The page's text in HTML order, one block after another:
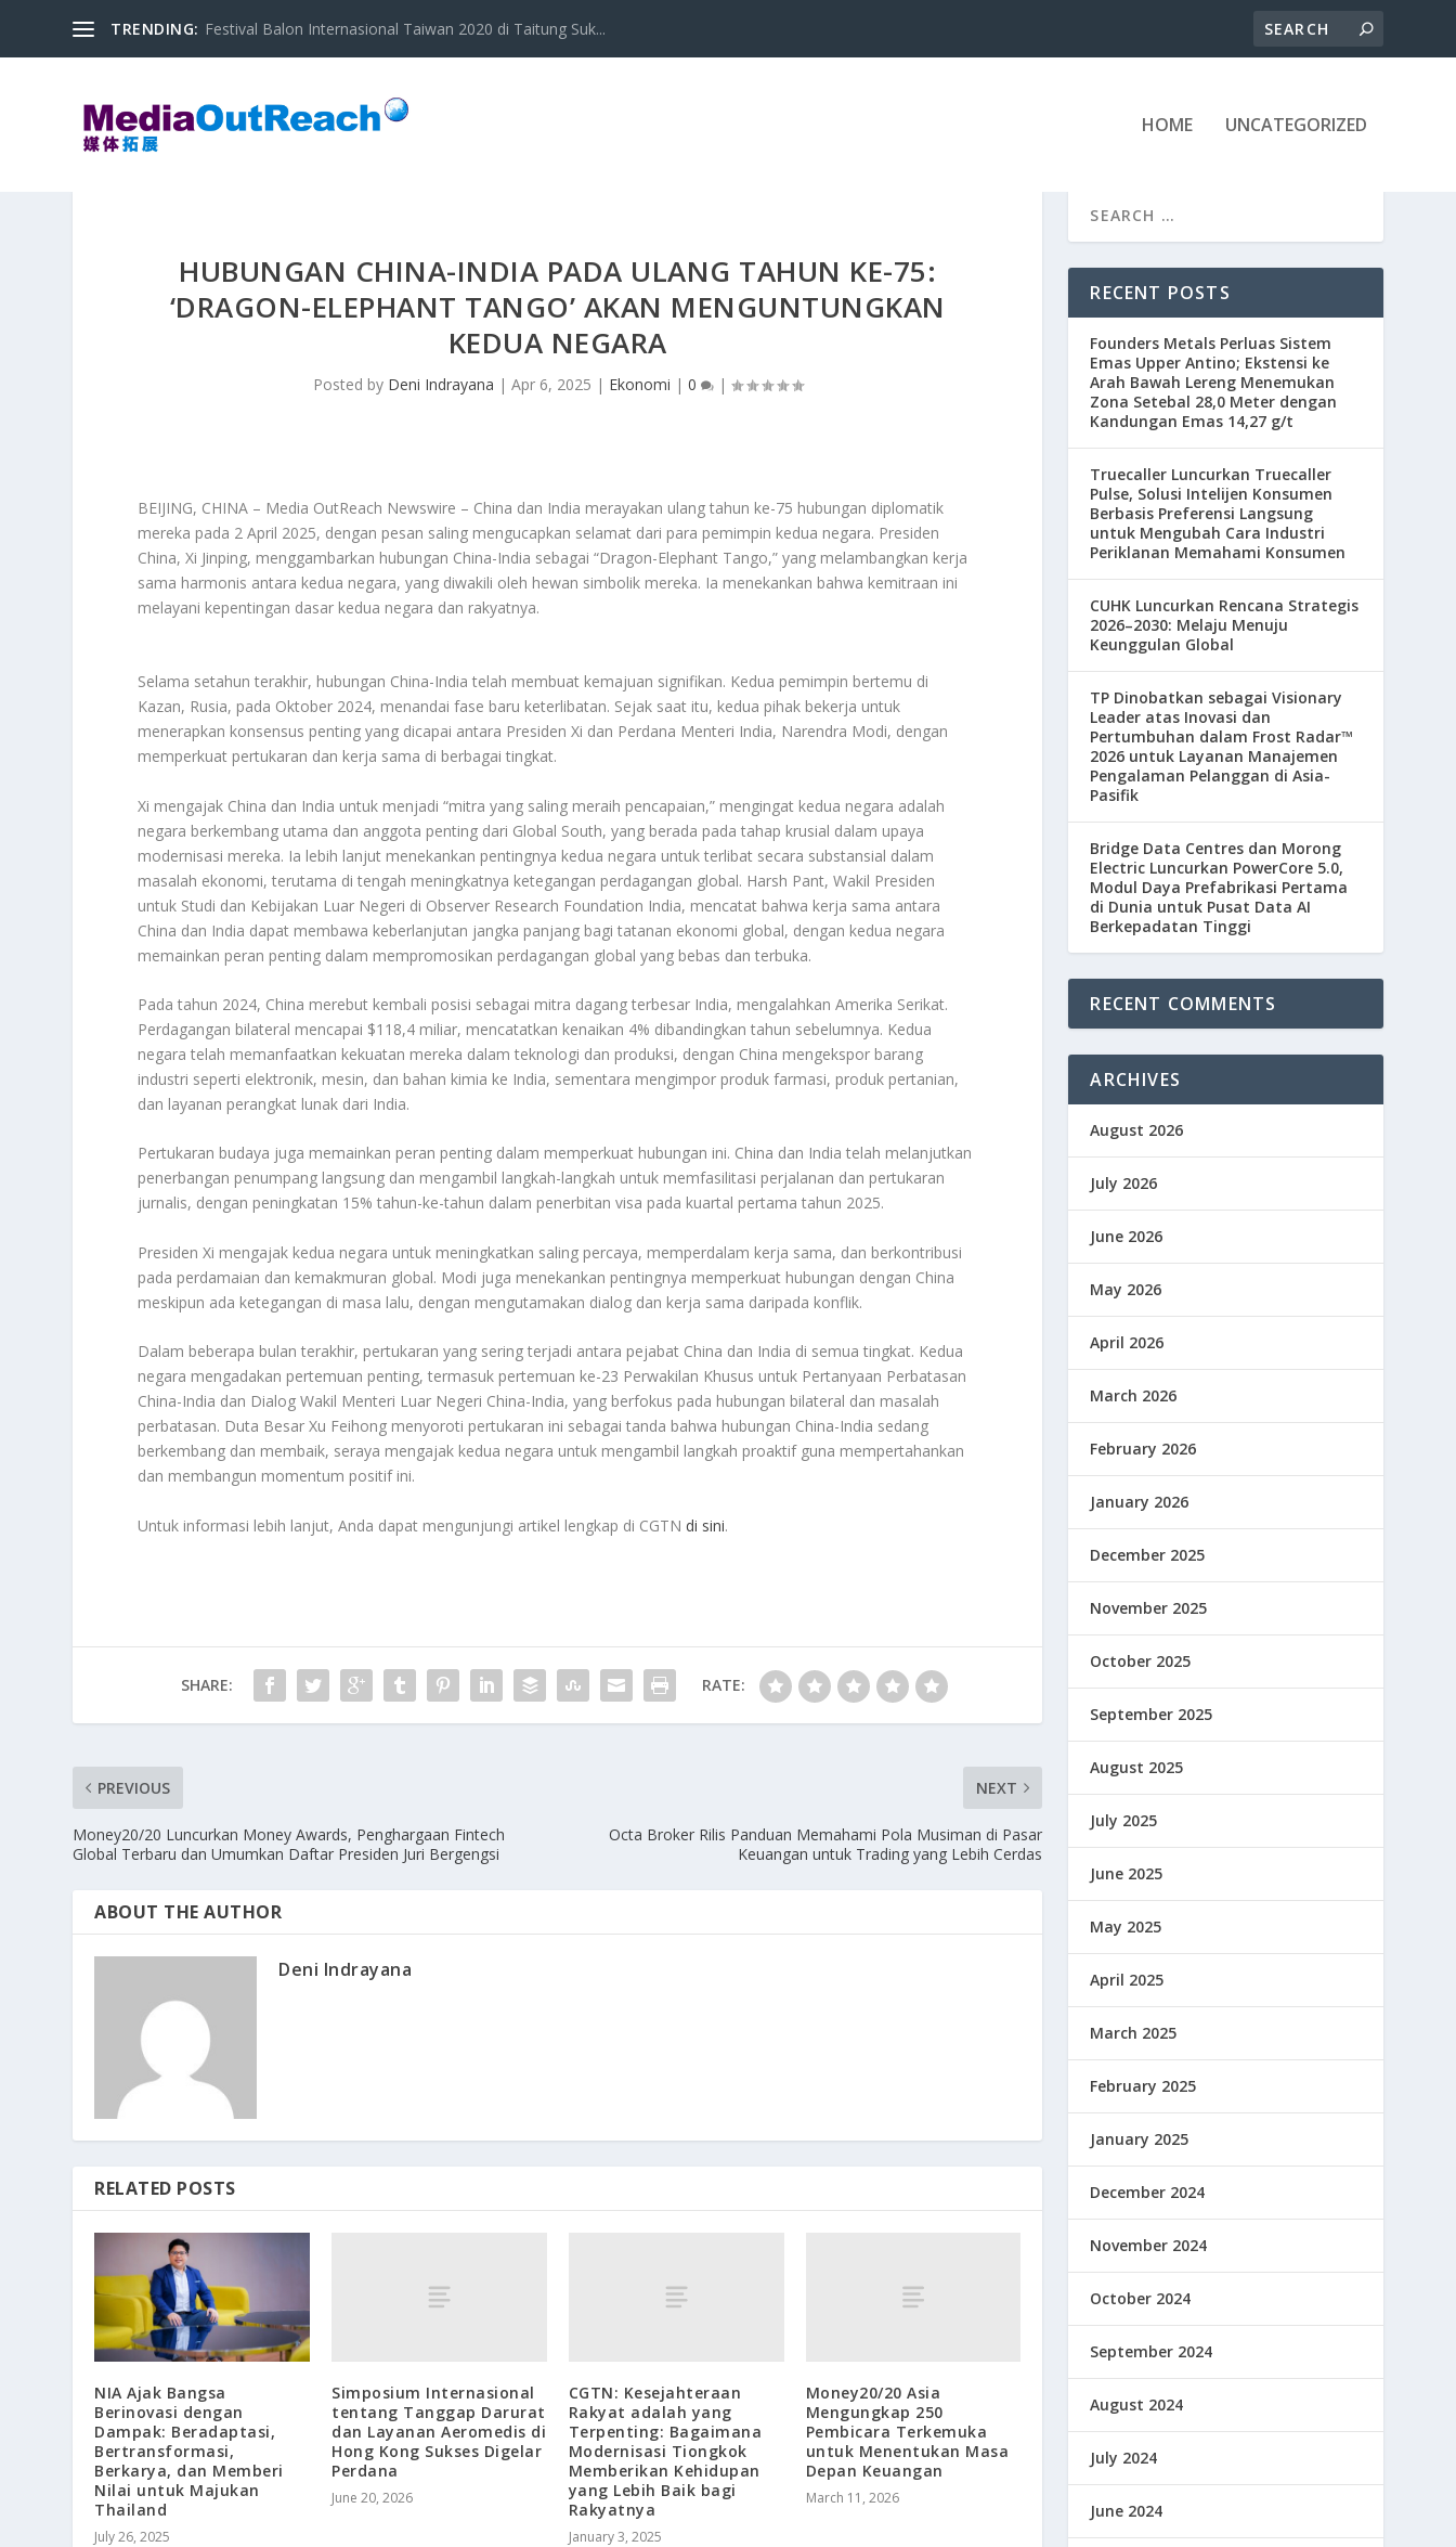
TRENDING: Festival Balon Internasional Taiwan 2020 di Taitung Suk...
HOME UNCATEGORIZED
HUBUNGAN CHINA-INDIA PADA ULANG TAHUN KE-75:
‘DRAGON-ELEPHANT TANGO’ AKAN MENGUNTUNGKAN
KEDUA NEGARA
Posted by Deni Indrayana | Apr 6, 2025 | Ekonomi | 0 |
BEIJING, CHINA – Media OutReach Newswire – China dan India merayakan ulang tahun ke-75 hubungan diplomatik
mereka pada 2 April 2025, dengan pesan saling mengucapkan selamat dari para pemimpin kedua negara. Presiden
China, Xi Jinping, menggambarkan hubungan China-India sebagai “Dragon-Elephant Tango,” yang melambangkan kerja
sama harmonis antara kedua negara, yang diwakili oleh hewan simbolik mereka. Ia menekankan bahwa kemitraan ini
melayani kepentingan dasar kedua negara dan rakyatnya.
Selama setahun terakhir, hubungan China-India telah membuat kemajuan signifikan. Kedua pemimpin bertemu di
Kazan, Rusia, pada Oktober 2024, menandai fase baru keterlibatan. Sejak saat itu, kedua pihak bekerja untuk
menerapkan konsensus penting yang dicapai antara Presiden Xi dan Perdana Menteri India, Narendra Modi, dengan
memperkuat pertukaran dan kerja sama di berbagai tingkat.
Xi mengajak China dan India untuk menjadi “mitra yang saling meraih pencapaian,” mengingat kedua negara adalah
negara berkembang utama dan anggota penting dari Global South, yang berada pada tahap krusial dalam upaya
modernisasi mereka. Ia lebih lanjut menekankan pentingnya kedua negara untuk terlibat secara substansial dalam
masalah ekonomi, terutama di tengah meningkatnya ketegangan perdagangan global. Harsh Pant, Wakil Presiden
untuk Studi dan Kebijakan Luar Negeri di Observer Research Foundation India, mencatat bahwa kerja sama antara
China dan India dapat membawa keberlanjutan jangka panjang bagi tatanan ekonomi global, dengan kedua negara
memainkan peran penting dalam mempromosikan perdagangan global yang bebas dan terbuka.
Pada tahun 2024, China merebut kembali posisi sebagai mitra dagang terbesar India, mengalahkan Amerika Serikat.
Perdagangan bilateral mencapai $118,4 miliar, mencatatkan kenaikan 4% dibandingkan tahun sebelumnya. Kedua
negara telah memanfaatkan kekuatan mereka dalam teknologi dan produksi, dengan China mengekspor barang
industri seperti elektronik, mesin, dan bahan kimia ke India, sementara mengimpor produk farmasi, produk pertanian,
dan layanan perangkat lunak dari India.
Pertukaran budaya juga memainkan peran penting dalam memperkuat hubungan ini. China dan India telah melanjutkan
penerbangan penumpang langsung dan mengambil langkah-langkah untuk memfasilitasi perjalanan dan pertukaran
jurnalis, dengan peningkatan 15% tahun-ke-tahun dalam penerbitan visa pada kuartal pertama tahun 2025.
Presiden Xi mengajak kedua negara untuk meningkatkan saling percaya, memperdalam kerja sama, dan berkontribusi
pada perdamaian dan kemakmuran global. Modi juga menekankan pentingnya memperkuat hubungan dengan China
meskipun ada ketegangan di masa lalu, dengan mengutamakan dialog dan kerja sama daripada konflik.
Dalam beberapa bulan terakhir, pertukaran yang sering terjadi antara pejabat China dan India di semua tingkat. Kedua
negara mengadakan pertemuan penting, termasuk pertemuan ke-23 Perwakilan Khusus untuk Pertanyaan Perbatasan
China-India dan Dialog Wakil Menteri Luar Negeri China-India, yang berfokus pada hubungan bilateral dan masalah
perbatasan. Duta Besar Xu Feihong menyoroti pertukaran ini sebagai tanda bahwa hubungan China-India sedang
berkembang dan membaik, seraya mengajak kedua negara untuk mengambil langkah proaktif guna mempertahankan
dan membangun momentum positif ini.
Untuk informasi lebih lanjut, Anda dapat mengunjungi artikel lengkap di CGTN di sini.
SHARE: RATE:
PREVIOUS
Money20/20 Luncurkan Money Awards, Penghargaan Fintech
Global Terbaru dan Umumkan Daftar Presiden Juri Bergengsi
NEXT
Octa Broker Rilis Panduan Memahami Pola Musiman di Pasar
Keuangan untuk Trading yang Lebih Cerdas
ABOUT THE AUTHOR
Deni Indrayana
RELATED POSTS
NIA Ajak Bangsa
Berinovasi dengan
Dampak: Beradaptasi,
Bertransformasi,
Berkarya, dan Memberi
Nilai untuk Majukan
Thailand
July 26, 2025
Simposium Internasional
tentang Tanggap Darurat
dan Layanan Aeromedis di
Hong Kong Sukses Digelar
Perdana
June 20, 2026
CGTN: Kesejahteraan
Rakyat adalah yang
Terpenting: Bagaimana
Modernisasi Tiongkok
Memberikan Kehidupan
yang Lebih Baik bagi
Rakyatnya
January 3, 2025
Money20/20 Asia
Mengungkap 250
Pembicara Terkemuka
untuk Menentukan Masa
Depan Keuangan
March 11, 2026
RECENT POSTS
Founders Metals Perluas Sistem
Emas Upper Antino; Ekstensi ke
Arah Bawah Lereng Menemukan
Zona Setebal 28,0 Meter dengan
Kandungan Emas 14,27 g/t
Truecaller Luncurkan Truecaller
Pulse, Solusi Intelijen Konsumen
Berbasis Preferensi Langsung
untuk Mengubah Cara Industri
Periklanan Memahami Konsumen
CUHK Luncurkan Rencana Strategis
2026–2030: Melaju Menuju
Keunggulan Global
TP Dinobatkan sebagai Visionary
Leader atas Inovasi dan
Pertumbuhan dalam Frost Radar™
2026 untuk Layanan Manajemen
Pengalaman Pelanggan di Asia-
Pasifik
Bridge Data Centres dan Morong
Electric Luncurkan PowerCore 5.0,
Modul Daya Prefabrikasi Pertama
di Dunia untuk Pusat Data AI
Berkepadatan Tinggi
RECENT COMMENTS
ARCHIVES
August 2026
July 2026
June 2026
May 2026
April 2026
March 2026
February 2026
January 2026
December 2025
November 2025
October 2025
September 2025
August 2025
July 2025
June 2025
May 2025
April 2025
March 2025
February 2025
January 2025
December 2024
November 2024
October 2024
September 2024
August 2024
July 2024
June 2024